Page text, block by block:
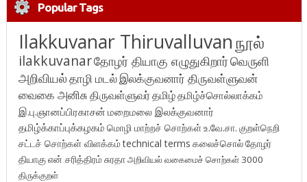
Popular Tags
Ilakkuvanar Thiruvalluvanநூல்
ilakkuvanarதோழர் தியாகு எழுதுகிறார்வெருளி
அறிவியல்தாழி மடல்இலக்குவனார் திருவள்ளுவன்
வைகை அனிசுதிருவள்ளுவர்தமிழ்தமிழ்ச்சொல்லாக்கம்
இ.பு.ஞானப்பிரகாசன் மறைமலை இலக்குவனார்
தமிழ்க்காப்புக்கழகம் மொழி மாற்றச் சொற்கள்உ.வே.சா. குறள்நெறி
சட்டச் சொற்கள் விளக்கம்technical terms கலைச்சொல்தோழர்
தியாகுஎன் சரித்திரம்சுரதாஅறிவியல் வகைமைச் சொற்கள் 3000
திருக்குறள்